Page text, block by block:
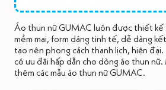
Áo thun nữ GUMAC luôn được thiết kế
mềm mại, form dáng tinh tế, dễ dàng
tạo nên phong cách thanh lịch, hiện
có ưu đãi hấp dẫn cho dòng áo thun
thêm các mẫu áo thun nữ GUMAC.